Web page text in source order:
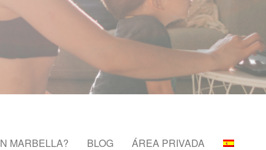
MARBELLA? BLOG ÁREA PRIVADA